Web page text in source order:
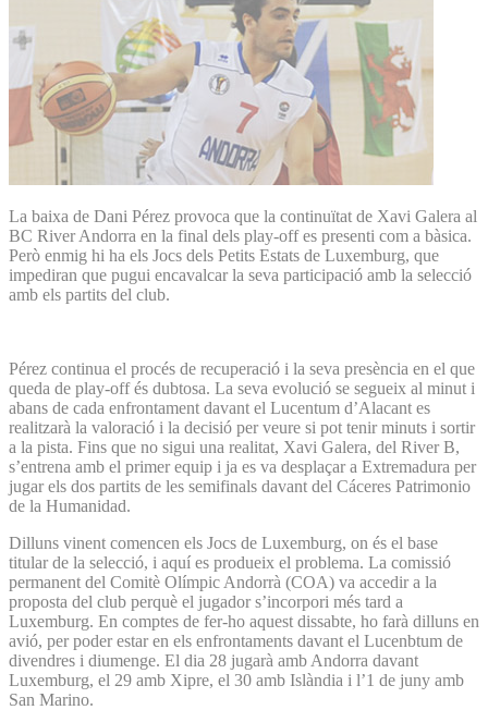
La baixa de Dani Pérez provoca que la continuïtat de Xavi Galera al
BC River Andorra en la final dels play-off es presenti com a bàsica.
Però enmig hi ha els Jocs dels Petits Estats de Luxemburg, que
impediran que pugui encavalcar la seva participació amb la selecció
amb els partits del club.
Pérez continua el procés de recuperació i la seva presència en el que
queda de play-off és dubtosa. La seva evolució se segueix al minut i
abans de cada enfrontament davant el Lucentum d’Alacant es
realitzarà la valoració i la decisió per veure si pot tenir minuts i sortir
a la pista. Fins que no sigui una realitat, Xavi Galera, del River B,
s’entrena amb el primer equip i ja es va desplaçar a Extremadura per
jugar els dos partits de les semifinals davant del Cáceres Patrimonio
de la Humanidad.
Dilluns vinent comencen els Jocs de Luxemburg, on és el base
titular de la selecció, i aquí es produeix el problema. La comissió
permanent del Comitè Olímpic Andorrà (COA) va accedir a la
proposta del club perquè el jugador s’incorpori més tard a
Luxemburg. En comptes de fer-ho aquest dissabte, ho farà dilluns en
avió, per poder estar en els enfrontaments davant el Lucenbtum de
divendres i diumenge. El dia 28 jugarà amb Andorra davant
Luxemburg, el 29 amb Xipre, el 30 amb Islàndia i l’1 de juny amb
San Marino.